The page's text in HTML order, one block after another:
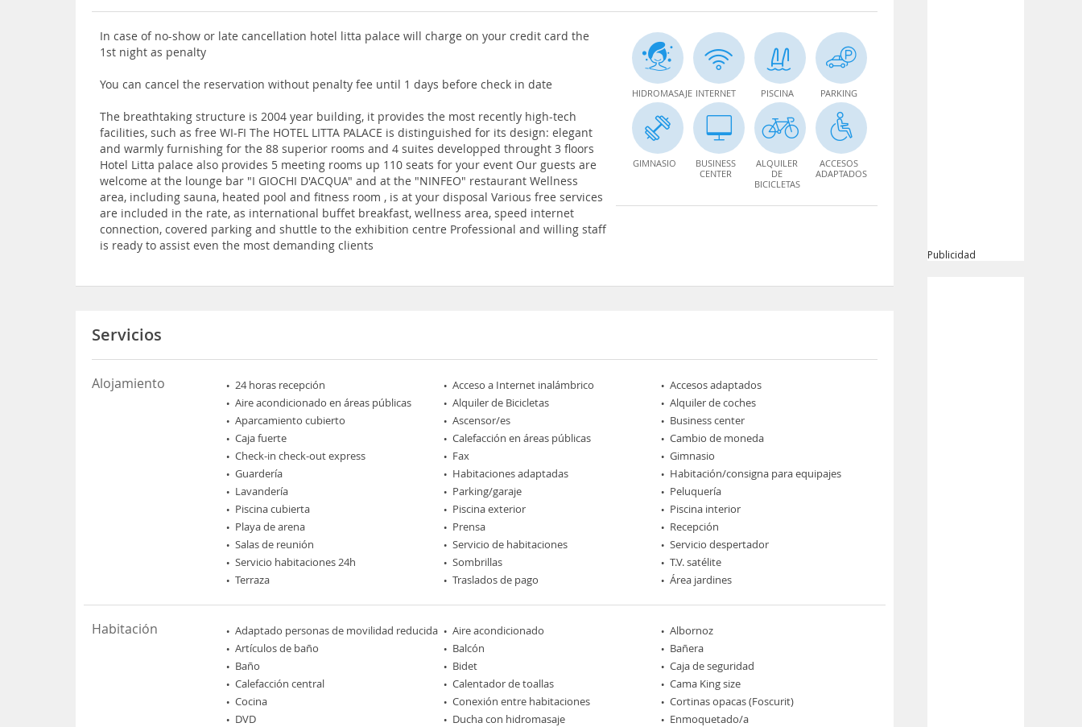
In case of no-show or late cancellation hotel litta palace will charge on your credit card the
1st night as penalty
You can cancel the reservation without penalty fee until 1 days before check in date
The breathtaking structure is 2004 year building, it provides the most recently high-tech
facilities, such as free WI-FI The HOTEL LITTA PALACE is distinguished for its design: elegant
and warmly furnishing for the 88 superior rooms and 4 suites developped throught 3 floors
Hotel Litta palace also provides 5 meeting rooms up 110 seats for your event Our guests are
welcome at the lounge bar "I GIOCHI D'ACQUA" and at the "NINFEO" restaurant Wellness
area, including sauna, heated pool and fitness room , is at your disposal Various free services
are included in the rate, as international buffet breakfast, wellness area, speed internet
connection, covered parking and shuttle to the exhibition centre Professional and willing staff
is ready to assist even the most demanding clients
HIDROMASAJE INTERNET PISCINA PARKING
GIMNASIO
BUSINESS
CENTER
ALQUILER
DE
BICICLETAS
ACCESOS
ADAPTADOS
Servicios
Alojamiento 24 horas recepción Acceso a Internet inalámbrico
Accesos adaptados
Aire acondicionado en áreas públicas
Alquiler de Bicicletas
Alquiler de coches
Aparcamiento cubierto
Ascensor/es
Business center
Caja fuerte
Calefacción en áreas públicas
Cambio de moneda
Check-in check-out express
Fax
Gimnasio
Guardería
Habitaciones adaptadas
Habitación/consigna para equipajes
Lavandería
Parking/garaje
Peluquería
Piscina cubierta
Piscina exterior
Piscina interior
Playa de arena
Prensa
Recepción
Salas de reunión
Servicio de habitaciones
Servicio despertador
Servicio habitaciones 24h
Sombrillas
T.V. satélite
Terraza
Traslados de pago Área jardines
Habitación Adaptado personas de movilidad reducida Aire acondicionado
Albornoz
Artículos de baño
Balcón
Bañera
Baño
Bidet
Caja de seguridad
Calefacción central
Calentador de toallas
Cama King size
Cocina
Conexión entre habitaciones
Cortinas opacas (Foscurit)
DVD
Ducha con hidromasaje
Enmoquetado/a
Publicidad